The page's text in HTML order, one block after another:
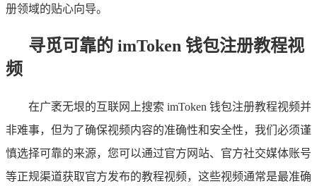
册领域的贴心向导。
寻觅可靠的 imToken 钱包注册教程视
频
在广袤无垠的互联网上搜索 imToken 钱包注册教程视频并
非难事，但为了确保视频内容的准确性和安全性，我们必须谨
慎选择可靠的来源，您可以通过官方网站、官方社交媒体账号
等正规渠道获取官方发布的教程视频，这些视频通常是最准确